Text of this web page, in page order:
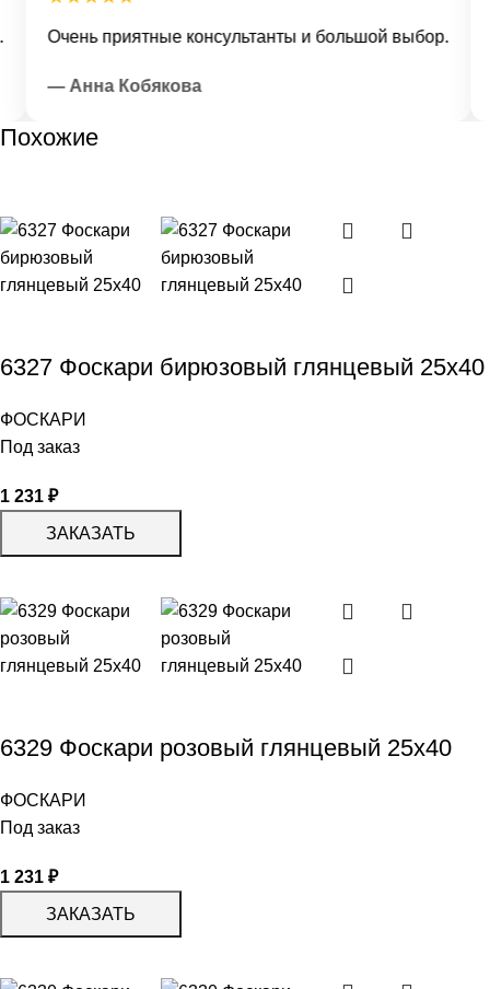
Очень приятные консультанты и большой выбор.
— Анна Кобякова
Похожие
6327 Фоскари бирюзовый глянцевый 25х40
ФОСКАРИ
Под заказ
1 231 ₽
ЗАКАЗАТЬ
6329 Фоскари розовый глянцевый 25х40
ФОСКАРИ
Под заказ
1 231 ₽
ЗАКАЗАТЬ